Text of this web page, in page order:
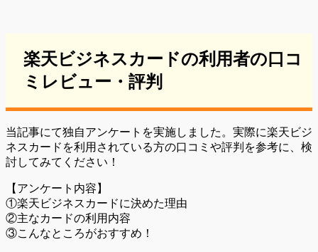
楽天ビジネスカードの利用者の口コ
ミレビュー・評判
当記事にて独自アンケートを実施しました。実際に楽天ビジ
ネスカードを利用されている方の口コミや評判を参考に、検
討してみてください！
【アンケート内容】
①楽天ビジネスカードに決めた理由
②主なカードの利用内容
③こんなところがおすすめ！